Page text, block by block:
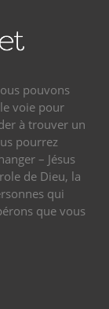
pouvons
voie pour
à trouver un
pourrez
– Jésus
de Dieu, la
qui
que vous